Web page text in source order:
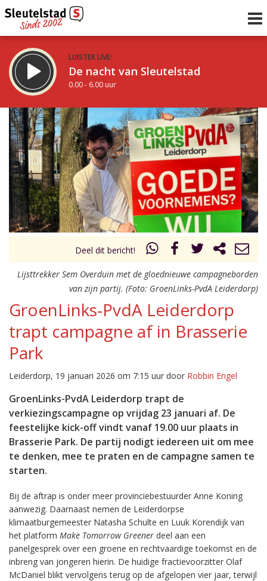
LUISTER LIVE:
De nacht van Sleutelstad
0.00 - 6.00 uur
STRAKS:
De ochtend van Sleutelstad
6.00 - 12.00 uur
Vorig uur
uur 1 van 0 Volgend uur
Inklappen
Deel dit bericht!
Lijsttrekker Sem Overduin met de gloednieuwe campagneborden
van zijn partij. (Foto: GroenLinks-PvdA Leiderdorp)
GroenLinks-PvdA Leiderdorp
trapt campagne af in Brasserie
Park
Leiderdorp, 19 januari 2026 om 7:15 uur door Robbin Engel
GroenLinks-PvdA Leiderdorp trapt de
verkiezingscampagne op vrijdag 23 januari af. De
feestelijke kick-off vindt vanaf 19.00 uur plaats in
Brasserie Park. De partij nodigt iedereen uit om mee
te denken, mee te praten en de campagne samen te
starten.
Bij de aftrap is onder meer provinciebestuurder Anne Koning
aanwezig. Daarnaast nemen de Leiderdorpse
klimaatburgemeester Natasha Schulte en Luuk Korendijk van
het platform Make Tomorrow Greener deel aan een
panelgesprek over een groene en rechtvaardige toekomst en de
inbreng van jongeren hierin. De huidige fractievoorzitter Olaf
McDaniel blikt vervolgens terug op de afgelopen vier jaar, terwijl